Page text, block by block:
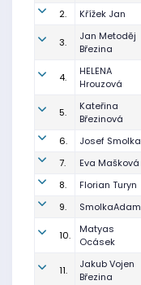
2. Křížek Jan
3.
Jan Metoděj
Březina
4.
HELENA
Hrouzová
5.
Kateřina
Březinová
6. Josef Smolka
7.
Eva Mašková
8.
Florian Turyn
9.
SmolkaAdam
10.
Matyas
Ocásek
11.
Jakub Vojen
Březina